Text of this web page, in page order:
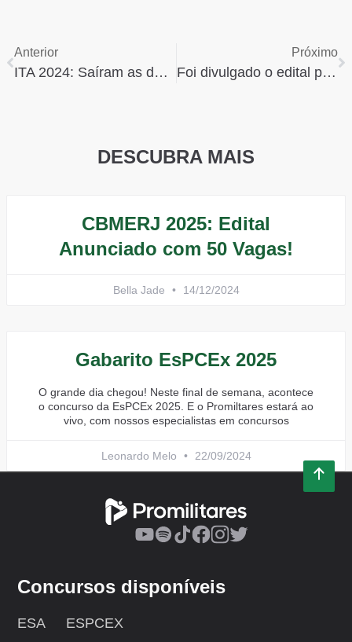
Anterior
ITA 2024: Saíram as datas de prova e o período de inscrição.
Próximo
Foi divulgado o edital para a EFOMM deste ano.
DESCUBRA MAIS
CBMERJ 2025: Edital
Anunciado com 50 Vagas!
Bella Jade 14/12/2024
Gabarito EsPCEx 2025
O grande dia chegou! Neste final de semana, acontece
o concurso da EsPCEx 2025. E o Promiltares estará ao
vivo, com nossos especialistas em concursos
Leonardo Melo 22/09/2024
Concursos disponíveis
ESA
ESPCEX